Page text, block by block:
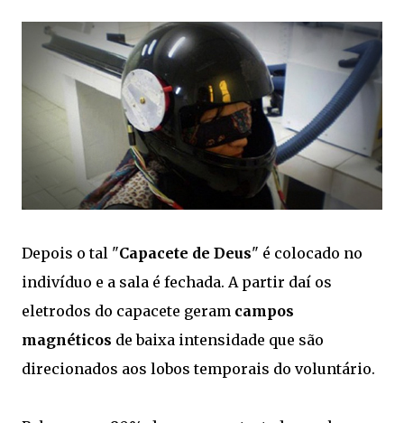
Depois o tal "Capacete de Deus" é colocado no
indivíduo e a sala é fechada. A partir daí os
eletrodos do capacete geram campos
magnéticos de baixa intensidade que são
direcionados aos lobos temporais do voluntário.